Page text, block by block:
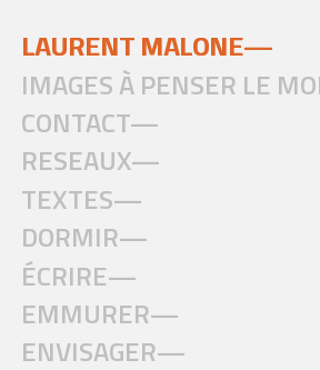
LAURENT MALONE—
IMAGES À PENSER LE
CONTACT—
RESEAUX—
TEXTES—
DORMIR—
ÉCRIRE—
EMMURER—
ENVISAGER—